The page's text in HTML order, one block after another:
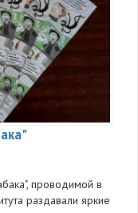
проводимой в
раздавали яркие